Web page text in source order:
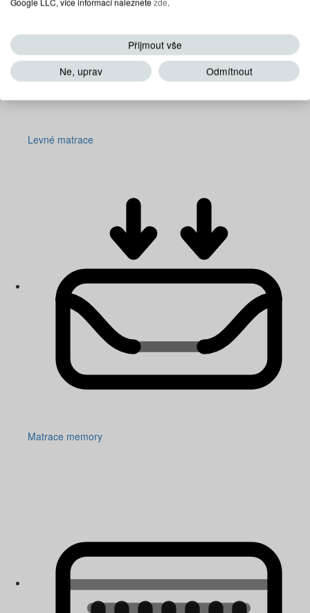
Levné matrace
Matrace memory
Přijmout vše
Ne, uprav
Odmítnout